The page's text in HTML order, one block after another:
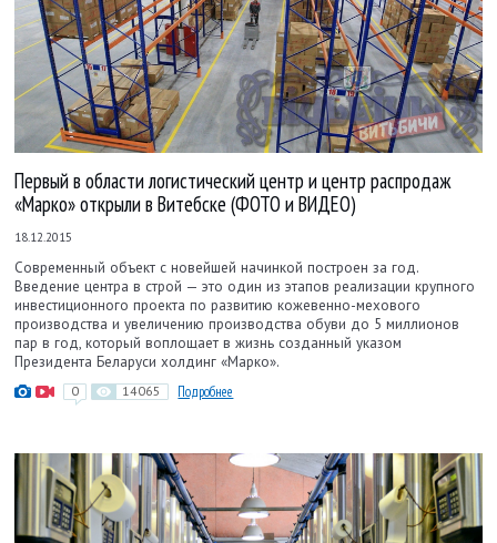
Первый в области логистический центр и центр распродаж
«Марко» открыли в Витебске (ФОТО и ВИДЕО)
18.12.2015
Современный объект с новейшей начинкой по­строен за год.
Введение центра в строй — это один из этапов реализации крупного
инвестиционного проекта по развитию кожевенно-мехового
производства и увеличению производства обуви до 5 миллионов
пар в год, который воплощает в жизнь созданный указом
Президента Беларуси холдинг «Марко».
0 14065 Подробнее